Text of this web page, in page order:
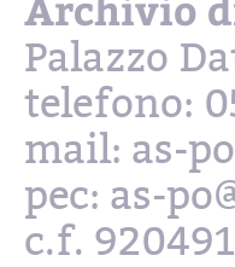
Palazzo
telefono:
mail: as-
pec: as-
c.f.